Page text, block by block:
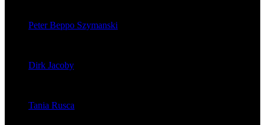
Peter Beppo Szymanski
Dirk Jacoby
Tania Rusca